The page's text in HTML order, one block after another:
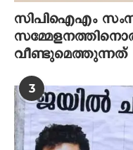
സിപിഐഎം
വീണ്ടുമെത്തുന്നത്
3